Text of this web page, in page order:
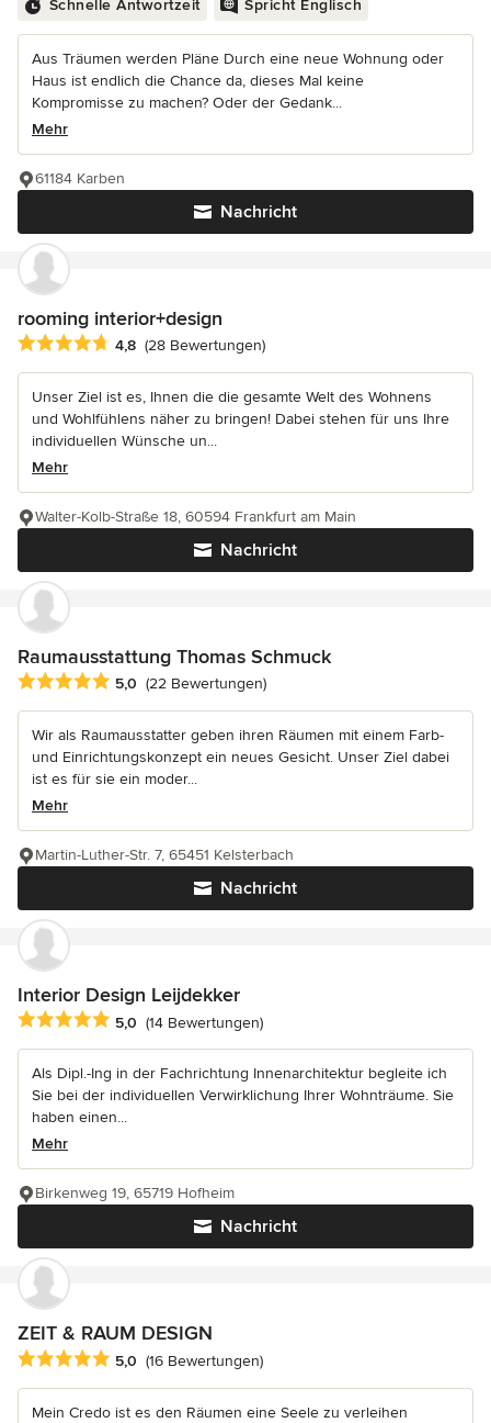
Schnelle Antwortzeit Spricht Englisch
Aus Träumen werden Pläne Durch eine neue Wohnung oder
Haus ist endlich die Chance da, dieses Mal keine
Kompromisse zu machen? Oder der Gedank...
Mehr
Nachricht
61184 Karben
rooming interior+design
Durchschnittliche Bewertung: 4.8 von 5 Sternen
4,8 (28 Bewertungen)
Unser Ziel ist es, Ihnen die die gesamte Welt des Wohnens
und Wohlfühlens näher zu bringen! Dabei stehen für uns Ihre
individuellen Wünsche un...
Mehr
Nachricht
Walter-Kolb-Straße 18, 60594 Frankfurt am Main
Raumausstattung Thomas Schmuck
Durchschnittliche Bewertung: 5 von 5 Sternen
5,0 (22 Bewertungen)
Wir als Raumausstatter geben ihren Räumen mit einem Farb-
und Einrichtungskonzept ein neues Gesicht. Unser Ziel dabei
ist es für sie ein moder...
Mehr
Nachricht
Martin-Luther-Str. 7, 65451 Kelsterbach
Interior Design Leijdekker
Durchschnittliche Bewertung: 5 von 5 Sternen
5,0 (14 Bewertungen)
Als Dipl.-Ing in der Fachrichtung Innenarchitektur begleite ich
Sie bei der individuellen Verwirklichung Ihrer Wohnträume. Sie
haben einen...
Mehr
Nachricht
Birkenweg 19, 65719 Hofheim
ZEIT & RAUM DESIGN
Durchschnittliche Bewertung: 5 von 5 Sternen
5,0 (16 Bewertungen)
Mein Credo ist es den Räumen eine Seele zu verleihen